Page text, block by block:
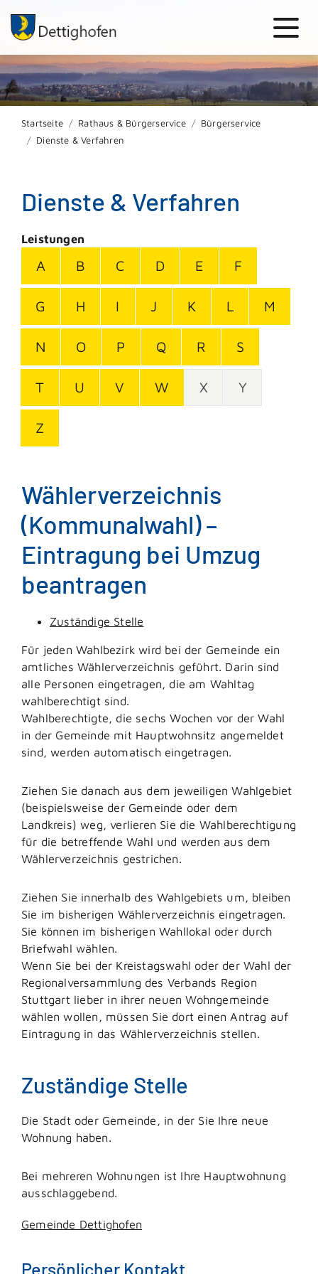
Startseite Rathaus & Bürgerservice
Bürgerservice
Dienste & Verfahren
Dienste & Verfahren
Leistungen
A B C D E F
G H I J K L M
N O P Q R S
T U V W X Y
Z
Wählerverzeichnis
(Kommunalwahl) –
Eintragung bei Umzug
beantragen
Zuständige Stelle
Für jeden Wahlbezirk wird bei der Gemeinde ein
amtliches Wählerverzeichnis geführt. Darin sind
alle Personen eingetragen, die am Wahltag
wahlberechtigt sind.
Wahlberechtigte, die sechs Wochen vor der Wahl
in der Gemeinde mit Hauptwohnsitz angemeldet
sind, werden automatisch eingetragen.
Ziehen Sie danach aus dem jeweiligen Wahlgebiet
(beispielsweise der Gemeinde oder dem
Landkreis) weg, verlieren Sie die Wahlberechtigung
für die betreffende Wahl und werden aus dem
Wählerverzeichnis gestrichen.
Ziehen Sie innerhalb des Wahlgebiets um, bleiben
Sie im bisherigen Wählerverzeichnis eingetragen.
Sie können im bisherigen Wahllokal oder durch
Briefwahl wählen.
Wenn Sie bei der Kreistagswahl oder der Wahl der
Regionalversammlung des Verbands Region
Stuttgart lieber in ihrer neuen Wohngemeinde
wählen wollen, müssen Sie dort einen Antrag auf
Eintragung in das Wählerverzeichnis stellen.
Zuständige Stelle
Die Stadt oder Gemeinde, in der Sie Ihre neue
Wohnung haben.
Bei mehreren Wohnungen ist Ihre Hauptwohnung
ausschlaggebend.
Gemeinde Dettighofen
Persönlicher Kontakt